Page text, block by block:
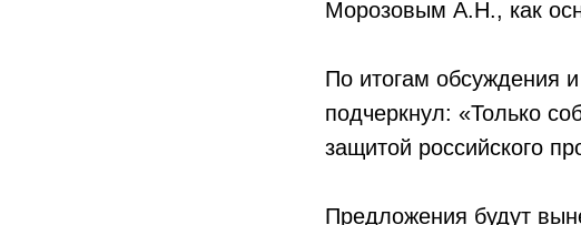
Морозовым А.Н., как
По итогам обсуждения
подчеркнул: «Только
защитой российского
Предложения будут